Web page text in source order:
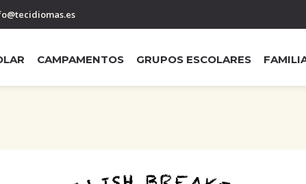
CAMPAMENTOS GRUPOS ESCOLARES